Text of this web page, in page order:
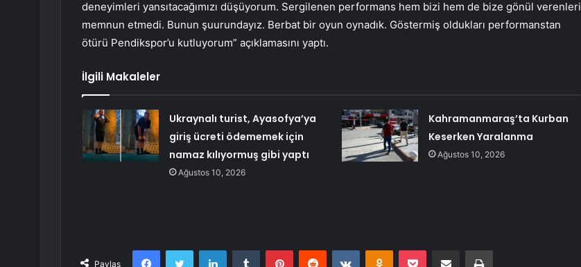
deneyimleri yansıtacağımızı düşüyorum. Sergilenen performans hem bizi hem de bize gönül verenleri
memnun etmedi. Bunun şuurundayız. Berbat bir oyun oynadık. Göstermiş oldukları performanstan
ötürü Pendikspor’u kutluyorum” açıklamasını yaptı.
İlgili Makaleler
Ukraynalı turist, Ayasofya’ya
giriş ücreti ödememek için
namaz kılıyormuş gibi yaptı
Ağustos 10, 2026
Kahramanmaraş’ta Kurban
Keserken Yaralanma
Ağustos 10, 2026
Paylaş
FacebookTwitter LinkedInTumblr PinterestReddit VKontakteOdnoklassniki
Pocket E-Posta ile paylaş Yazdır